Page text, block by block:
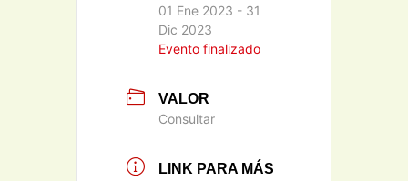
01 Ene 2023 - 31
Dic 2023
Evento finalizado
VALOR
Consultar
LINK PARA MÁS